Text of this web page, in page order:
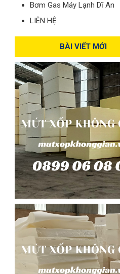
Bơm Gas Máy Lạnh Dĩ An
LIÊN HỆ
BÀI VIẾT MỚI